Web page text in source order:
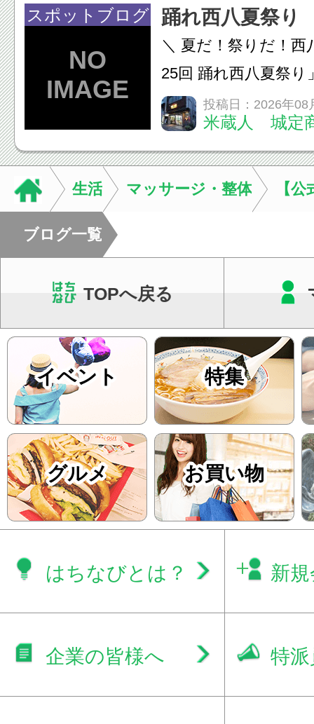
態を丁寧に確認した
います。必要に応じ
ン・CT・MRIなどの
スポットブログ 踊れ西八夏祭り
＼ 夏だ！祭りだ！西
25回 踊れ西八夏祭
てくる！ 伝統の【阿
情熱の【よさこいソ
結！数多くの団体が
店街を舞台に最高の
投稿日：2026年08
米蔵人 城定
生活 マッサージ・整体 【
ブログ一覧
TOPへ戻る
イベント 特集
グルメ お買い物
はちなびとは？ 新
企業の皆様へ 特